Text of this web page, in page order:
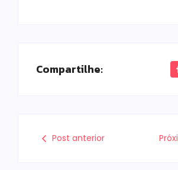
Compartilhe:
Post anterior